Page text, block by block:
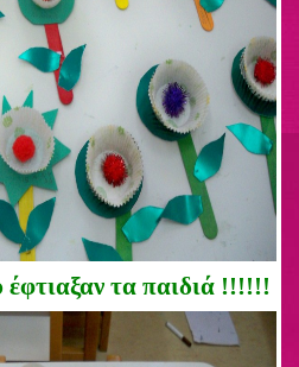
τα παιδιά !!!!!!